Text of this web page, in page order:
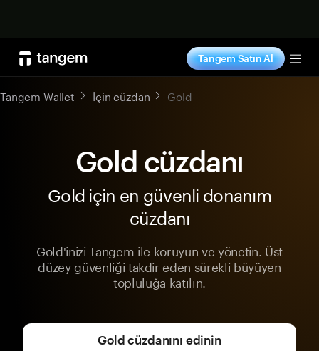
Tangem Satın Al
Tangem Wallet İçin cüzdan Gold
Gold cüzdanı
Gold için en güvenli donanım
cüzdanı
Gold'inizi Tangem ile koruyun ve yönetin. Üst
düzey güvenliği takdir eden sürekli büyüyen
topluluğa katılın.
Gold cüzdanını edinin